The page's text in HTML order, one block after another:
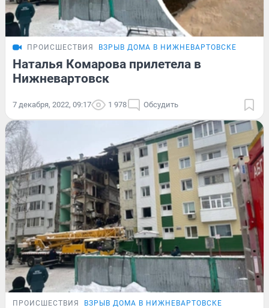
ПРОИСШЕСТВИЯ ВЗРЫВ ДОМА В НИЖНЕВАРТОВСКЕ
Наталья Комарова прилетела в
Нижневартовск
7 декабря, 2022, 09:17 1 978 Обсудить
ПРОИСШЕСТВИЯ ВЗРЫВ ДОМА В НИЖНЕВАРТОВСКЕ